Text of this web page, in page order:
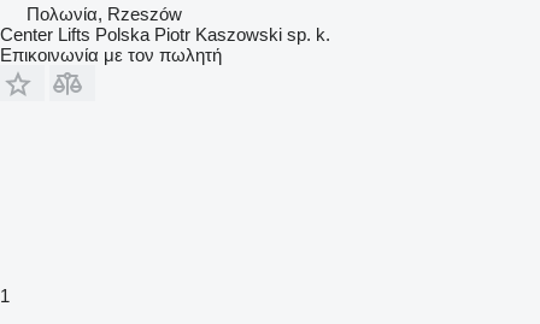
Πολωνία, Rzeszów
Center Lifts Polska Piotr Kaszowski sp. k.
Επικοινωνία με τον πωλητή
1